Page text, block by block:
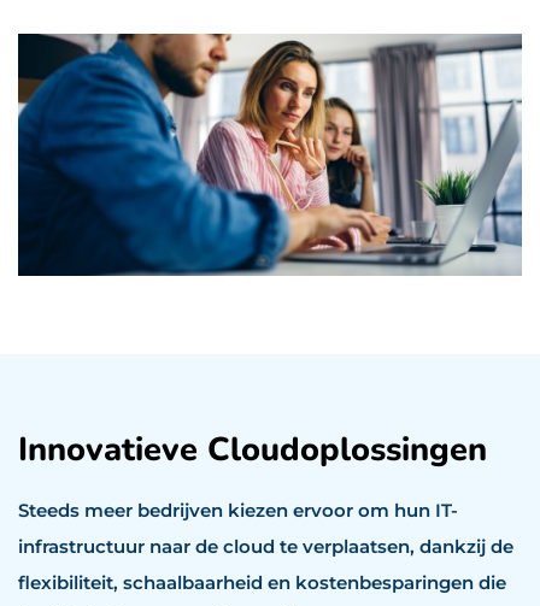
Innovatieve Cloudoplossingen
Steeds meer bedrijven kiezen ervoor om hun IT-
infrastructuur naar de cloud te verplaatsen, dankzij de
flexibiliteit, schaalbaarheid en kostenbesparingen die